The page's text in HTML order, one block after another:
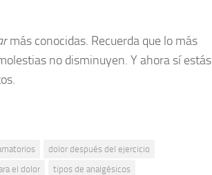
más conocidas. Recuerda que lo más
no disminuyen. Y ahora sí estás
dolor después del ejercicio
el dolor tipos de analgésicos